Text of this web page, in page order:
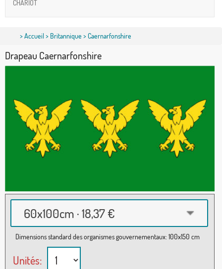
CHARIOT
>Accueil> Britannique > Caernarfonshire
Drapeau Caernarfonshire
60x100cm · 18,37 €
Dimensions standard des organismes gouvernementaux: 100x150 cm
Unités: